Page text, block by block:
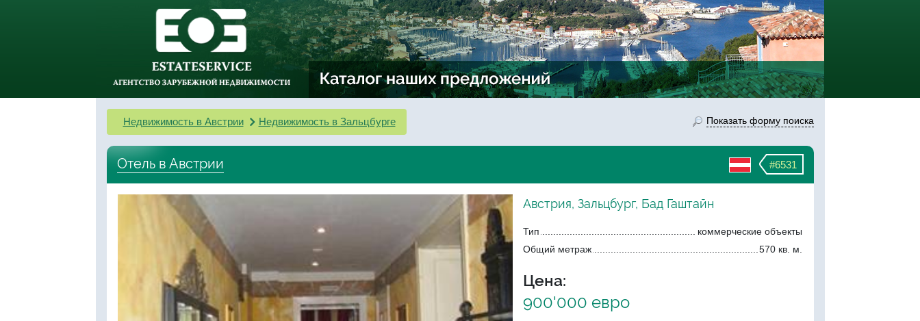
Недвижимость в Австрии Недвижимость в Зальцбурге Показать форму поиска
#6531
Отель в Австрии
Австрия, Зальцбург, Бад Гаштайн
Тип
коммерческие объекты
Общий метраж
570 кв. м.
Цена:
900'000 евро